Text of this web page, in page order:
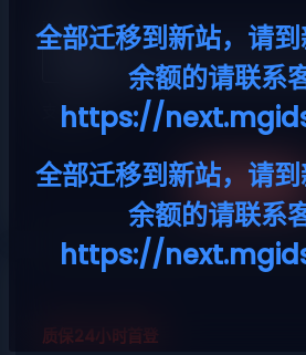
验证码
支付方式
提交订单
质保24小时首登
全部迁移到新站，请
余额的请联系
https://
全部迁移到新站，请
余额的请联系
https://